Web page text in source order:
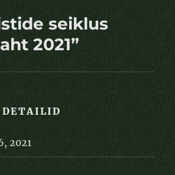
seiklus
2021”
DETAILID
2021